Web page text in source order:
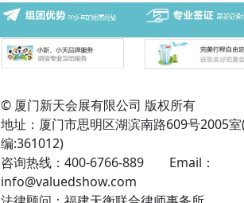
© 厦门新天会展有限公司 版权所有
地址：厦门市思明区湖滨南路609号2005
编:361012)
咨询热线：400-6766-889 Email：
info@valuedshow.com